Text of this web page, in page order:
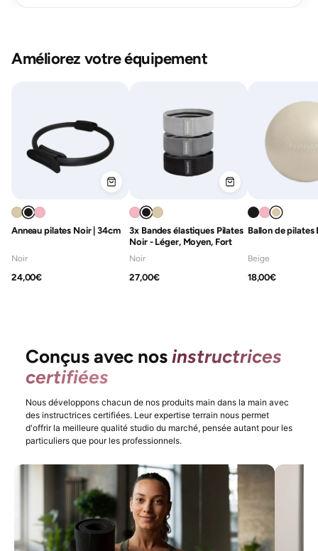
Améliorez votre équipement
Anneau pilates Noir | 34cm
Noir
24,00€
3x Bandes élastiques Pilates
Noir - Léger, Moyen, Fort
Noir
27,00€
Ballon de pilates
Beige
18,00€
Conçus avec nosinstructrices
certifiées
Nous développons chacun de nos produits main dans la main avec
des instructrices certifiées. Leur expertise terrain nous permet
d'offrir la meilleure qualité studio du marché, pensée autant pour les
particuliers que pour les professionnels.